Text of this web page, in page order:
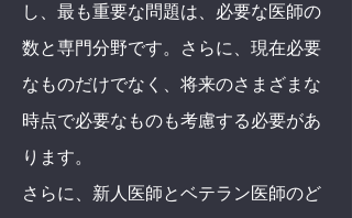
し、最も重要な問題は、必要な医師の
数と専門分野です。さらに、現在必要
なものだけでなく、将来のさまざまな
時点で必要なものも考慮する必要があ
ります。
さらに、新人医師とベテラン医師のど